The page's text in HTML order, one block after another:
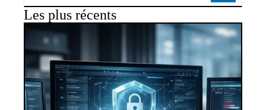
Les plus récents